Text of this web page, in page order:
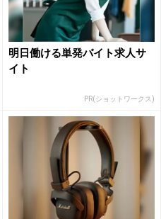
明日働ける単発バイト求人サ
イト
PR(ショットワークス)